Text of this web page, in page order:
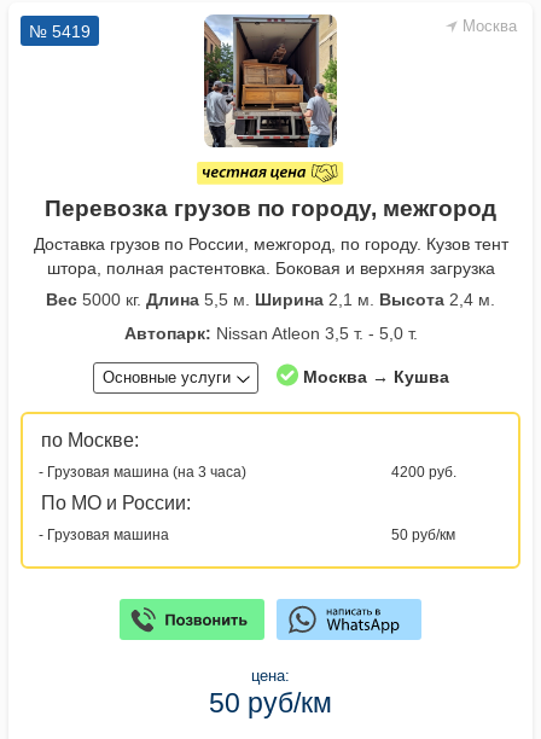
Москва
№ 5419
Перевозка грузов по городу, межгород
Доставка грузов по России, межгород, по городу. Кузов тент
штора, полная растентовка. Боковая и верхняя загрузка
Вес 5000 кг. Длина 5,5 м. Ширина 2,1 м. Высота 2,4 м.
Автопарк: Nissan Atleon 3,5 т. - 5,0 т.
Основные услуги Москва → Кушва
по Москве:
- Грузовая машина (на 3 часа) 4200 руб.
По МО и России:
- Грузовая машина 50 руб/км
цена:
50 руб/км